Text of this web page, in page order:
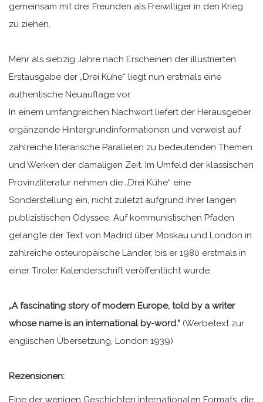
gemeinsam mit drei Freunden als Freiwilliger in den Krieg
zu ziehen.
Mehr als siebzig Jahre nach Erscheinen der illustrierten
Erstausgabe der „Drei Kühe“ liegt nun erstmals eine
authentische Neuauflage vor.
In einem umfangreichen Nachwort liefert der Herausgeber
ergänzende Hintergrundinformationen und verweist auf
zahlreiche literarische Parallelen zu bedeutenden Themen
und Werken der damaligen Zeit. Im Umfeld der klassischen
Provinzliteratur nehmen die „Drei Kühe“ eine
Sonderstellung ein, nicht zuletzt aufgrund ihrer langen
publizistischen Odyssee. Auf kommunistischen Pfaden
gelangte der Text von Madrid über Moskau und London in
zahlreiche osteuropäische Länder, bis er 1980 erstmals in
einer Tiroler Kalenderschrift veröffentlicht wurde.
„A fascinating story of modern Europe, told by a writer
whose name is an international by-word.“ (Werbetext zur
englischen Übersetzung, London 1939)
Rezensionen:
Eine der wenigen Geschichten internationalen Formats, die